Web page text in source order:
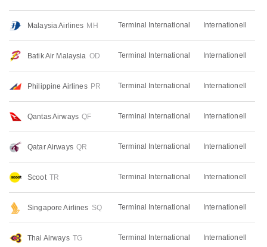
Malaysia Airlines MH Terminal International Internationell
Batik Air Malaysia OD Terminal International Internationell
Philippine Airlines PR Terminal International Internationell
Qantas Airways QF Terminal International Internationell
Qatar Airways QR Terminal International Internationell
Scoot TR Terminal International Internationell
Singapore Airlines SQ Terminal International Internationell
Thai Airways TG Terminal International Internationell